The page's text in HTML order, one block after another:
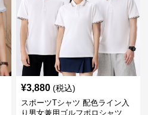
¥3,880 (税込)
スポーツTシャツ 配色ライン入
り男女兼用ゴルフポロシャツ